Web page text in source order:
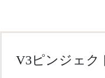
V3ピンジェク